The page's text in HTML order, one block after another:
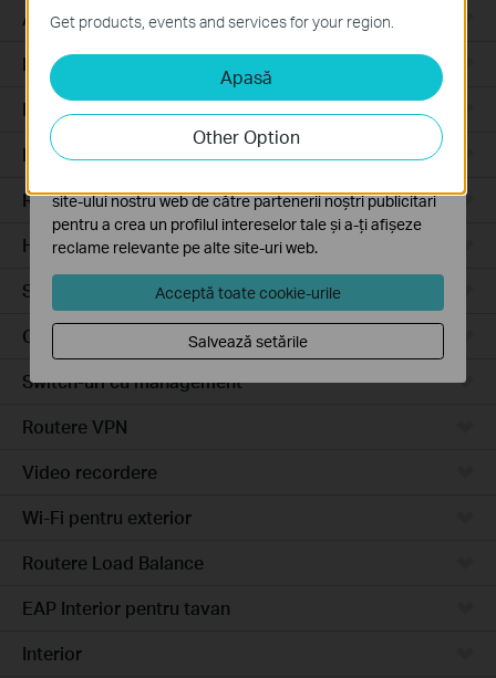
Access Pro
Routere prin cablu
Routere Wi-Fi
Routere 4G
Routere integrate
Hardware
Software
Camere video
Switch-uri cu management
Routere VPN
Video recordere
Wi-Fi pentru exterior
Routere Load Balance
EAP Interior pentru tavan
Interior
Get products, events and services for your region.
Apasă
Other Option
Aceste cookie-uri sunt necesare pentru funcționarea
site-ului web și nu pot fi dezactivate în sistemele tale
Cookie-uri de analiză și marketing
Cookie-urile de analiză ne permit să analizăm activitățile
tale de pe site-ul nostru web a îmbunătăți și ajusta
funcționalitatea site-ului.
site-ului nostru web de către partenerii noștri publicitari
pentru a crea un profilul intereselor tale și a-ți afișeze
reclame relevante pe alte site-uri web.
Acceptă toate cookie-urile
Salvează setările